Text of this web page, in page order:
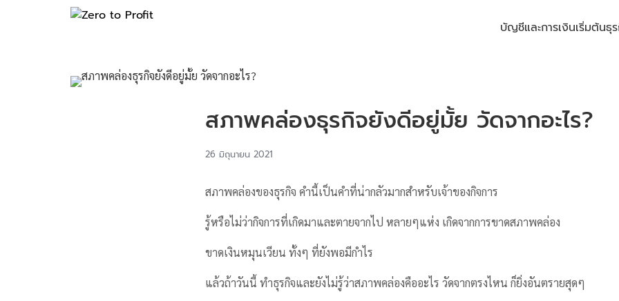
บัญชีและการเงินเริ่มต้นธุ
สภาพคล่องธุรกิจยังดีอยู่มั้ย วัดจากอะไร?
26 มิถุนายน 2021
สภาพคล่องของธุรกิจ คำนี้เป็นคำที่น่ากลัวมากสำหรับเจ้าของกิจการ
รู้หรือไม่ว่ากิจการที่เกิดมาและตายจากไป หลายๆแห่ง เกิดจากการขาดสภาพคล่อง
ขาดเงินหมุนเวียน ทั้งๆ ที่ยังพอมีกำไร
แล้วถ้าวันนี้ ทำธุรกิจและยังไม่รู้ว่าสภาพคล่องคืออะไร วัดจากตรงไหน ก็ยิ่งอันตรายสุดๆ